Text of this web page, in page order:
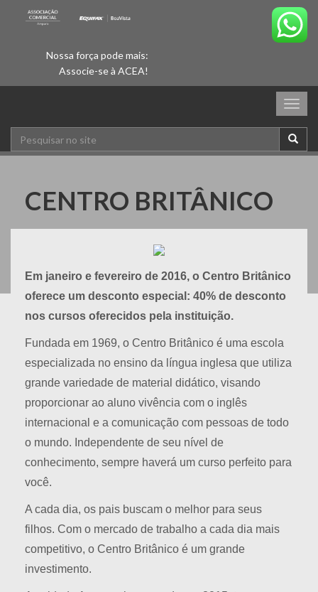
Nossa força pode mais:
Associe-se à ACEA!
CENTRO BRITÂNICO
Em janeiro e fevereiro de 2016, o Centro Britânico
oferece um desconto especial: 40% de desconto
nos cursos oferecidos pela instituição.
Fundada em 1969, o Centro Britânico é uma escola
especializada no ensino da língua inglesa que utiliza
grande variedade de material didático, visando
proporcionar ao aluno vivência com o inglês
internacional e a comunicação com pessoas de todo
o mundo. Independente de seu nível de
conhecimento, sempre haverá um curso perfeito para
você.
A cada dia, os pais buscam o melhor para seus
filhos. Com o mercado de trabalho a cada dia mais
competitivo, o Centro Britânico é um grande
investimento.